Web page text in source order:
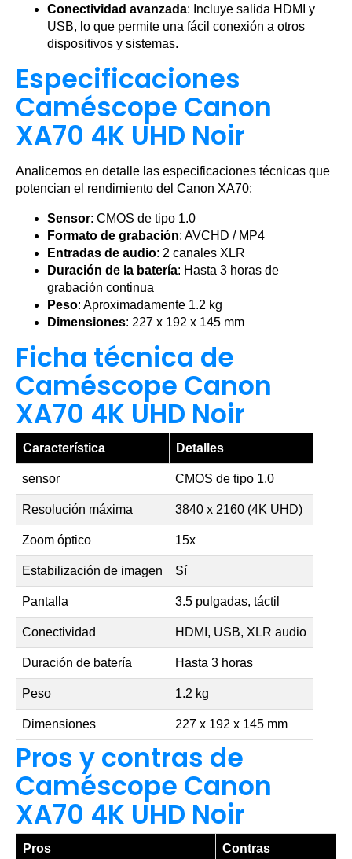
Conectividad avanzada: Incluye salida HDMI y
USB, lo que permite una fácil conexión a otros
dispositivos y sistemas.
Especificaciones
Caméscope Canon
XA70 4K UHD Noir
Analicemos en detalle las especificaciones técnicas que
potencian el rendimiento del Canon XA70:
Sensor: CMOS de tipo 1.0
Formato de grabación: AVCHD / MP4
Entradas de audio: 2 canales XLR
Duración de la batería: Hasta 3 horas de
grabación continua
Peso: Aproximadamente 1.2 kg
Dimensiones: 227 x 192 x 145 mm
Ficha técnica de
Caméscope Canon
XA70 4K UHD Noir
Característica Detalles
sensor CMOS de tipo 1.0
Resolución máxima 3840 x 2160 (4K UHD)
Zoom óptico 15x
Estabilización de imagen Sí
Pantalla 3.5 pulgadas, táctil
Conectividad HDMI, USB, XLR audio
Duración de batería Hasta 3 horas
Peso 1.2 kg
Dimensiones 227 x 192 x 145 mm
Pros y contras de
Caméscope Canon
XA70 4K UHD Noir
Pros Contras